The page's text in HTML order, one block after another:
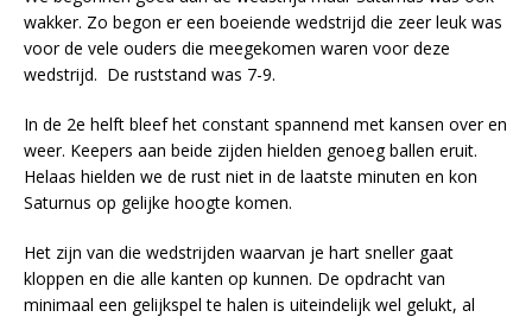
wakker. Zo begon er een boeiende wedstrijd die zeer leuk was
voor de vele ouders die meegekomen waren voor deze
wedstrijd. De ruststand was 7-9.
In de 2e helft bleef het constant spannend met kansen over en
weer. Keepers aan beide zijden hielden genoeg ballen eruit.
Helaas hielden we de rust niet in de laatste minuten en kon
Saturnus op gelijke hoogte komen.
Het zijn van die wedstrijden waarvan je hart sneller gaat
kloppen en die alle kanten op kunnen. De opdracht van
minimaal een gelijkspel te halen is uiteindelijk wel gelukt, al